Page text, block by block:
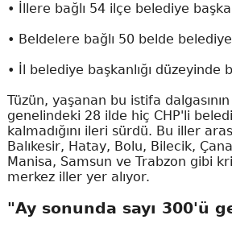
• İllere bağlı 54 ilçe belediye
• Beldelere bağlı 50 belde belediye
• İl belediye başkanlığı düzeyinde
Tüzün, yaşanan bu istifa
genelindeki 28 ilde hiç CHP'li
kalmadığını ileri sürdü. Bu iller
Balıkesir, Hatay, Bolu, Bilecik,
Manisa, Samsun ve Trabzon gibi
merkez iller yer alıyor.
"Ay sonunda sayı 300'ü